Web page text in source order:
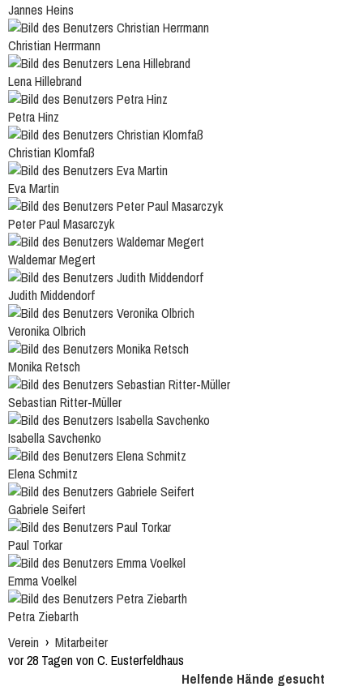
Jannes Heins
Christian Herrmann
Lena Hillebrand
Petra Hinz
Christian Klomfaß
Eva Martin
Peter Paul Masarczyk
Waldemar Megert
Judith Middendorf
Veronika Olbrich
Monika Retsch
Sebastian Ritter-Müller
Isabella Savchenko
Elena Schmitz
Gabriele Seifert
Paul Torkar
Emma Voelkel
Petra Ziebarth
Verein › Mitarbeiter
vor 28 Tagen von C. Eusterfeldhaus
Helfende Hände gesucht